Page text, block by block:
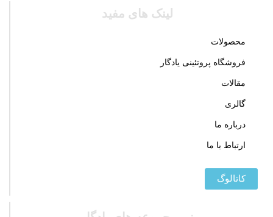
لینک های مفید
محصولات
فروشگاه پروتئینی یادگار
مقالات
گالری
درباره ما
ارتباط با ما
کاتالوگ